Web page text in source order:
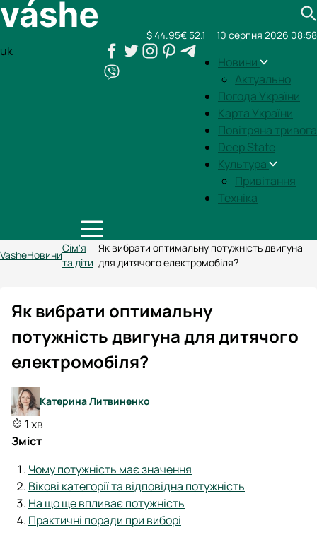
uk
Новини
Актуально
Погода України
Карта України
Повітряна тривога
Deep State
Культура
Привітання
Техніка
$ 44.95€ 52.1 10 серпня 2026 08:58
VasheНовини
Сім'я
та діти
Як вибрати оптимальну потужність двигуна
для дитячого електромобіля?
Як вибрати оптимальну
потужність двигуна для дитячого
електромобіля?
Катерина Литвиненко
1 хв
Зміст
Чому потужність має значення
Вікові категорії та відповідна потужність
На що ще впливає потужність
Практичні поради при виборі